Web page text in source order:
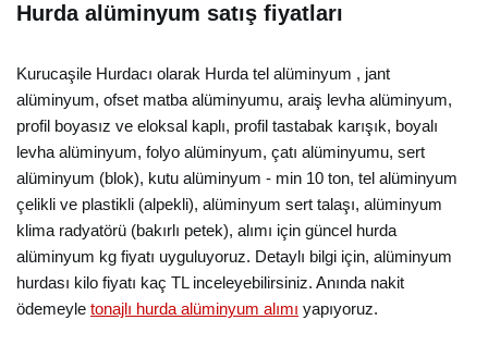
Hurda alüminyum satış fiyatları
Kurucaşile Hurdacı olarak Hurda tel alüminyum , jant
alüminyum, ofset matba alüminyumu, araiş levha alüminyum,
profil boyasız ve eloksal kaplı, profil tastabak karışık, boyalı
levha alüminyum, folyo alüminyum, çatı alüminyumu, sert
alüminyum (blok), kutu alüminyum - min 10 ton, tel alüminyum
çelikli ve plastikli (alpekli), alüminyum sert talaşı, alüminyum
klima radyatörü (bakırlı petek), alımı için güncel hurda
alüminyum kg fiyatı uyguluyoruz. Detaylı bilgi için, alüminyum
hurdası kilo fiyatı kaç TL inceleyebilirsiniz. Anında nakit
ödemeyle tonajlı hurda alüminyum alımı yapıyoruz.